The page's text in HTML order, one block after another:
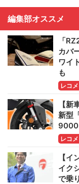
編集部オススメ
「
カバ
ワイ
も
レコ
【
新型
9000
レコ
【
イク
で乗